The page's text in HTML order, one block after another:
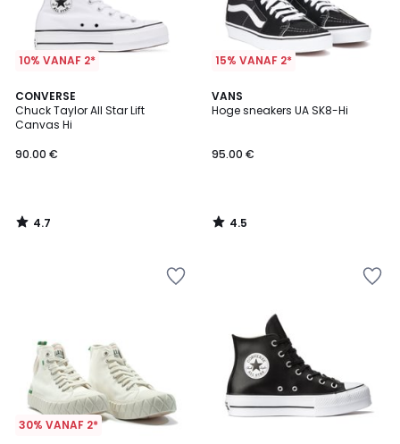
10% VANAF 2*
CONVERSE
Chuck Taylor All Star Lift
Canvas Hi
90.00 €
4.7
/ 5
4.7
/
15% VANAF 2*
VANS
Hoge sneakers UA SK8-Hi
95.00 €
4.5
/ 5
4.5
/
30% VANAF 2*